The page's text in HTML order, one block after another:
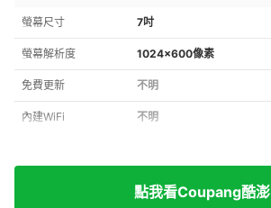
螢幕尺寸 7吋
螢幕解析度 1024×600像素
免費更新 不明
內建WiFi 不明
點我看Coupang酷澎